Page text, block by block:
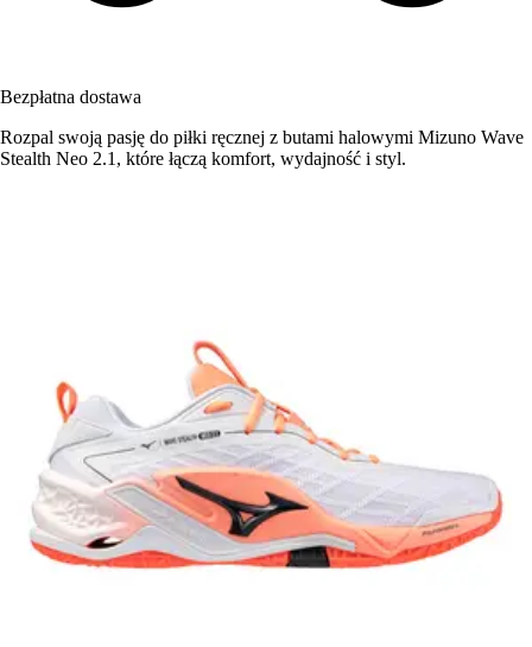
Bezpłatna dostawa
Rozpal swoją pasję do piłki ręcznej z butami halowymi Mizuno Wave
Stealth Neo 2.1, które łączą komfort, wydajność i styl.